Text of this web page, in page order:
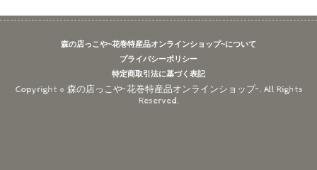
森の店っこや~花巻特産品オンラインショップ~について
プライバシーポリシー
特定商取引法に基づく表記
Copyright © 森の店っこや~花巻特産品オンラインショップ~. All Rights
Reserved.